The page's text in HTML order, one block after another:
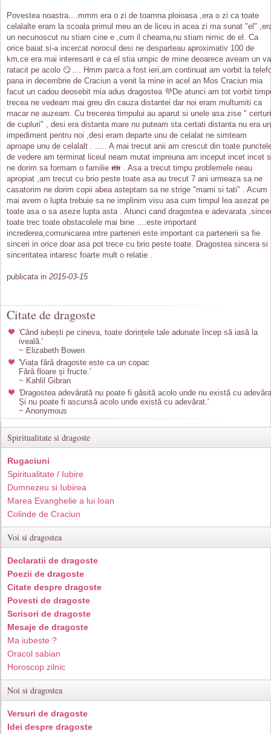
Povestea noastra....mmm era o zi de toamna ploioasa ,era o zi ca toate
celalalte eram la scoala primul meu an de liceu in acea zi ma sunat "el"
un necunoscut nu stiam cine e ,cum il cheama,nu stiam nimic de el. Ca
orice baiat si-a incercat norocul desi ne desparteau aproximativ 100 de
km,ce era mai interesant e ca el stia umpic de mine deoarece aveam un
ratacit pe acolo 😏.... Hmm parca a fost ieri,am continuat am vorbit la
pana in decembrie de Craciun a venit la mine in acel an Mos Craciun mia
facut un cadou deosebit mia adus dragostea 💜De atunci am tot vorbit
trecea ne vedeam mai greu din cauza distantei dar noi eram multumiti ca
macar ne auzeam. Cu trecerea timpului au aparut si unele asa zise " certuri
de cupluri" , desi era distanta mare nu puteam sta certati distanta nu era un
impediment pentru noi ,desi eram departe unu de celalat ne simteam
aproape unu de celalalt . ..... A mai trecut anii am crescut din toate
de vedere am terminat liceul neam mutat impreuna am inceput incet incet
ne dorim sa formam o familie 👪 . Asa a trecut timpu problemele neau
apropiat ,am trecut cu brio peste toate asa au trecut 7 ani urmeaza sa ne
casatorim ne dorim copii abea asteptam sa ne strige "mami si tati" . Acum
mai avem o lupta trebuie sa ne implinim visu asa cum timpul lea asezat pe
toate asa o sa aseze lupta asta . Atunci cand dragostea e adevarata
toate trec toate obstacolele mai bine ....este important
increderea,comunicarea intre parteneri este important ca partenerii sa fie
sinceri in orice doar asa pot trece cu brio peste toate. Dragostea sincera si
sinceritatea intaresc foarte mult o relatie .
publicata in 2015-03-15
Citate de dragoste
'Când iubești pe cineva, toate dorințele tale adunate încep să iasă la
iveală.'
~ Elizabeth Bowen
'Viața fără dragoste este ca un copac
Fără floare și fructe.'
~ Kahlil Gibran
'Dragostea adevărată nu poate fi găsită acolo unde nu există cu
Și nu poate fi ascunsă acolo unde există cu adevărat.'
~ Anonymous
Spiritualitate si dragoste
Rugaciuni
Spiritualitate / Iubire
Dumnezeu si Iubirea
Marea Evanghelie a lui Ioan
Colinde de Craciun
Voi si dragostea
Declaratii de dragoste
Poezii de dragoste
Citate despre dragoste
Povesti de dragoste
Scrisori de dragoste
Mesaje de dragoste
Ma iubeste ?
Oracol sabian
Horoscop zilnic
Noi si dragostea
Versuri de dragoste
Idei despre dragoste